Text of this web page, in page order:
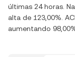
últimas 24 horas.
alta de 123,00%.
aumentando